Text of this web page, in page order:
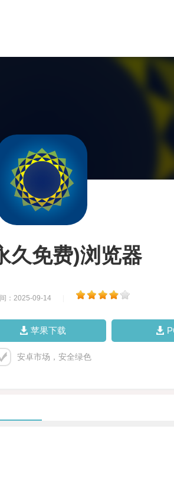
久免费)浏览器
：2025-09-14
苹果下载
安卓市场，安全绿色